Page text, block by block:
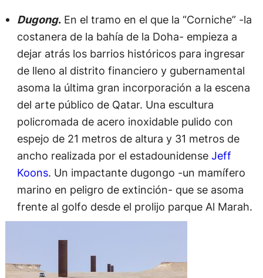
Dugong.En el tramo en el que la “Corniche” -la
costanera de la bahía de la Doha- empieza a
dejar atrás los barrios históricos para ingresar
de lleno al distrito financiero y gubernamental
asoma la última gran incorporación a la escena
del arte público de Qatar. Una escultura
policromada de acero inoxidable pulido con
espejo de 21 metros de altura y 31 metros de
ancho realizada por el estadounidense Jeff
Koons. Un impactante dugongo -un mamífero
marino en peligro de extinción- que se asoma
frente al golfo desde el prolijo parque Al Marah.